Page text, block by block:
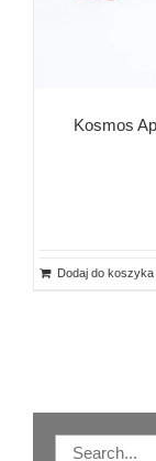
Kosmos
Dodaj do koszyka